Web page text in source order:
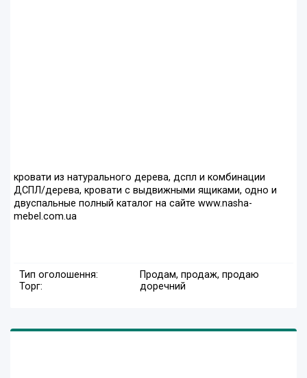
кровати из натурального дерева, дспл и комбинации
ДСПЛ/дерева, кровати с выдвижными ящиками, одно и
двуспальные полный каталог на сайте www.nasha-
mebel.com.ua
Тип оголошення:
Продам, продаж, продаю
Торг:
доречний